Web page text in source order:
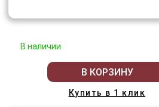
В наличии
В КОРЗИНУ
Купить в 1 клик